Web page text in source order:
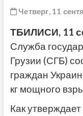
Четверг, 11
ТБИЛИСИ, 11
Служба
Грузии (СГБ)
граждан
кг мощного
Как